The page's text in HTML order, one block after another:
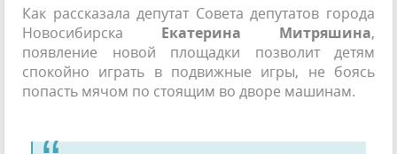
Как рассказала депутат Совета депутатов города
Новосибирска Екатерина Митряшина,
появление новой площадки позволит детям
спокойно играть в подвижные игры, не боясь
попасть мячом по стоящим во дворе машинам.